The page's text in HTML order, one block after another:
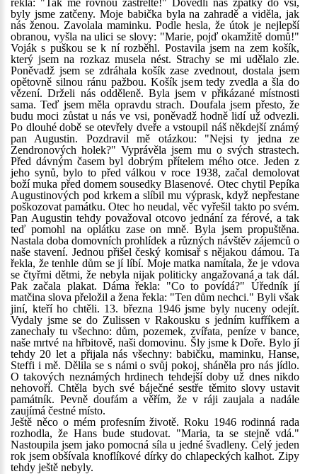
řekla: "Tak mě rovnou zastřelte!" Dovedli nás zpátky do vsi,
byly jsme zatčeny. Moje babička byla na zahradě a viděla, jak
nás ženou. Zavolala maminku. Podle hesla, že útok je nejlepší
obranou, vyšla na ulici se slovy: "Marie, pojď okamžitě domů!"
Voják s puškou se k ní rozběhl. Postavila jsem na zem košík,
který jsem na rozkaz musela nést. Strachy se mi udělalo zle.
Poněvadž jsem se zdráhala košík zase zvednout, dostala jsem
opětovně silnou ránu pažbou. Košík jsem tedy zvedla a šla do
vězení. Drželi nás odděleně. Byla jsem v přikázané místnosti
sama. Teď jsem měla opravdu strach. Doufala jsem přesto, že
budu moci zůstat u nás ve vsi, poněvadž hodně lidí už odvezli.
Po dlouhé době se otevřely dveře a vstoupil náš někdejší známý
pan Augustin. Pozdravil mě otázkou: "Nejsi ty jedna ze
Zendronových holek?" Vyprávěla jsem mu o svých strastech.
Před dávným časem byl dobrým přítelem mého otce. Jeden z
jeho synů, bylo to před válkou v roce 1938, začal demolovat
boží muka před domem sousedky Blasenové. Otec chytil Pepíka
Augustinových pod krkem a slíbil mu výprask, když nepřestane
poškozovat památku. Otec ho neudal, věc vyřešil takto po svém.
Pan Augustin tehdy považoval otcovo jednání za férové, a tak
teď pomohl na oplátku zase on mně. Byla jsem propuštěna.
Nastala doba domovních prohlídek a různých návštěv zájemců o
naše stavení. Jednou přišel český komisař s nějakou dámou. Ta
řekla, že tenhle dům se jí líbí. Moje matka namítala, že je vdova
se čtyřmi dětmi, že nebyla nijak politicky angažovaná a tak dál.
Pak začala plakat. Dáma řekla: "Co to povídá?" Úředník jí
matčina slova přeložil a žena řekla: "Ten dům nechci." Byli však
jiní, kteří ho chtěli. 13. března 1946 jsme byly nuceny odejít.
Vydaly jsme se do Zulissen v Rakousku s jedním kufříkem a
zanechaly tu všechno: dům, pozemek, zvířata, peníze v bance,
naše mrtvé na hřbitově, naši domovinu. Šly jsme k Doře. Bylo jí
tehdy 20 let a přijala nás všechny: babičku, maminku, Hanse,
Steffi i mě. Dělila se s námi o svůj pokoj, sháněla pro nás jídlo.
O takových neznámých hrdinech tehdejší doby už dnes nikdo
nehovoří. Chtěla bych své báječné sestře těmito slovy ustavit
památník. Pevně doufám a věřím, že v ráji zaujala a nadále
zaujímá čestné místo.
Ještě něco o mém profesním životě. Roku 1946 rodinná rada
rozhodla, že Hans bude studovat. "Maria, ta se stejně vdá."
Nastoupila jsem jako pomocná síla u jedné švadleny. Celý jeden
rok jsem obšívala knoflíkové dírky do chlapeckých kalhot. Zipy
tehdy ještě nebyly.